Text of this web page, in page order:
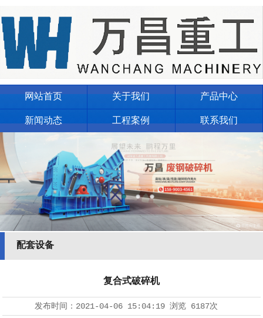
网站首页 关于我们 产品中心
新闻动态 工程案例 联系我们
配套设备
复合式破碎机
发布时间： 2021-04-06 15:04:19浏览 6187次